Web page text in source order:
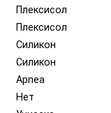
Плексисол
Плексисол
Силикон
Силикон
Apnea
Нет